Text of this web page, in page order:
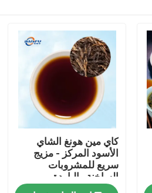
كاي مين هونغ الشاي
الأسود المركز - مزيج
سريع للمشروبات
الساخنة والباردة